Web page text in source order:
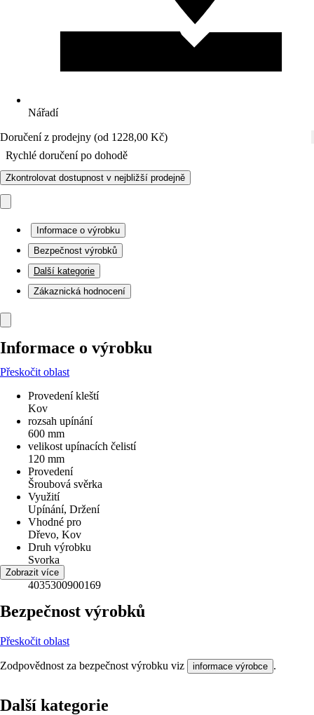
Nářadí
Doručení z prodejny (od 1228,00 Kč)
Rychlé doručení po dohodě
Zkontrolovat dostupnost v nejbližší prodejně
Informace o výrobku
Bezpečnost výrobků
Další kategorie
Zákaznická hodnocení
Informace o výrobku
Přeskočit oblast
Provedení kleští
Kov
rozsah upínání
600 mm
velikost upínacích čelistí
120 mm
Provedení
Šroubová svěrka
Využití
Upínání, Držení
Vhodné pro
Dřevo, Kov
Druh výrobku
Svorka
EAN
4035300900169
Zobrazit více
Bezpečnost výrobků
Přeskočit oblast
Zodpovědnost za bezpečnost výrobku viz informace výrobce .
Další kategorie